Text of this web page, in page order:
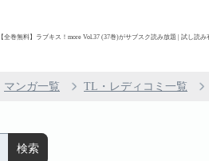
【全巻無料】ラブキス！more Vol.37 (37巻)がサブスク読み放題 | 試し読
マンガ一覧 TL・レディコミ一覧